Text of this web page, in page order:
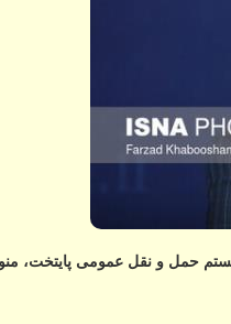
حمل و نقل عمومی پایتخت،